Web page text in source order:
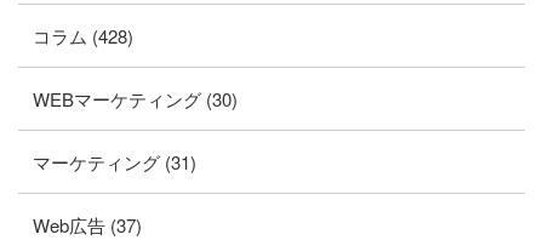
コラム (428)
WEBマーケティング (30)
マーケティング (31)
Web広告 (37)